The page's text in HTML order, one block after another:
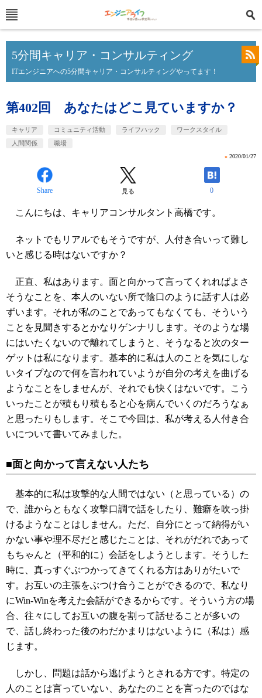
5分間キャリア・コンサルティング
ITエンジニアへの5分間キャリア・コンサルティングやってます！
第402回 あなたはどこ見ていますか？
キャリア コミュニティ活動 ライフハック
ワークスタイル
人間関係
職場
» 2020/01/27
Share 見る 0
こんにちは、キャリアコンサルタント高橋です。
ネットでもリアルでもそうですが、人付き合いって難し
いと感じる時はないですか？
正直、私はあります。面と向かって言ってくれればよさ
そうなことを、本人のいない所で陰口のように話す人は必
ずいます。それが私のことであってもなくても、そういう
ことを見聞きするとかなりゲンナリします。そのような場
にはいたくないので離れてしまうと、そうなると次のター
ゲットは私になります。基本的に私は人のことを気にしな
いタイプなので何を言われていようが自分の考えを曲げる
ようなことをしませんが、それでも快くはないです。こう
いったことが積もり積もると心を病んでいくのだろうなぁ
と思ったりもします。そこで今回は、私が考える人付き合
いについて書いてみました。
■面と向かって言えない人たち
基本的に私は攻撃的な人間ではない（と思っている）の
で、誰からともなく攻撃口調で話をしたり、難癖を吹っ掛
けるようなことはしません。ただ、自分にとって納得がい
かない事や理不尽だと感じたことは、それがだれであって
もちゃんと（平和的に）会話をしようとします。そうした
時に、真っすぐぶつかってきてくれる方はありがたいで
す。お互いの主張をぶつけ合うことができるので、私なり
にWin-Winを考えた会話ができるからです。そういう方の場
合、往々にしてお互いの腹を割って話せることが多いの
で、話し終わった後のわだかまりはないように（私は）感
じます。
しかし、問題は話から逃げようとされる方です。特定の
人のことは言っていない、あなたのことを言ったのではな